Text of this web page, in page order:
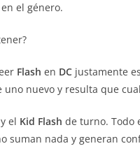
el género.
Flash en DC justamente
uno nuevo y resulta que
y el Kid Flash de turno. Todo
suman nada y generan